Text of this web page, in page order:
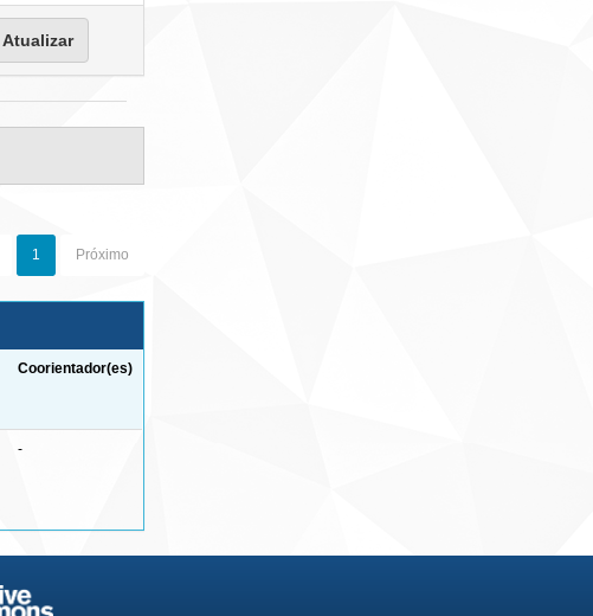
1 Próximo
Coorientador(es)
-